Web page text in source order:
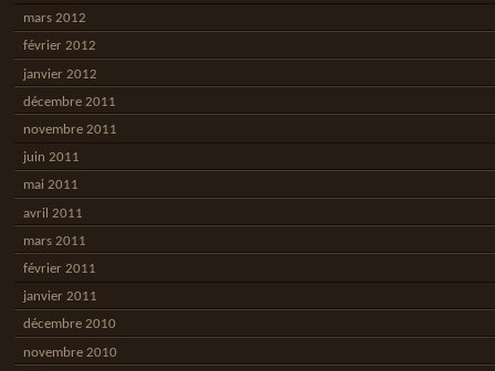
mars 2012
février 2012
janvier 2012
décembre 2011
novembre 2011
juin 2011
mai 2011
avril 2011
mars 2011
février 2011
janvier 2011
décembre 2010
novembre 2010